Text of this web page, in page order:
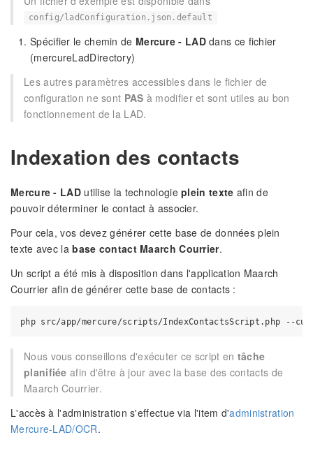
config/ladConfiguration.json.default
Spécifier le chemin de Mercure - LADdans ce fichier
(mercureLadDirectory)
Les autres paramètres accessibles dans le fichier de
configuration ne sont PAS à modifier et sont utiles au bon
fonctionnement de la LAD.
Indexation des contacts
Mercure - LADutilise la technologieplein texte afin de
pouvoir déterminer le contact à associer.
Pour cela, vos devez générer cette base de données plein
texte avec labase contact Maarch Courrier.
Un script a été mis à disposition dans l'application Maarch
Courrier afin de générer cette base de contacts :
Nous vous conseillons d'exécuter ce script en tâche
planifiée afin d'être à jour avec la base des contacts de
Maarch Courrier.
L'accès à l'administration s'effectue via l'item d'administration
Mercure-LAD/OCR.